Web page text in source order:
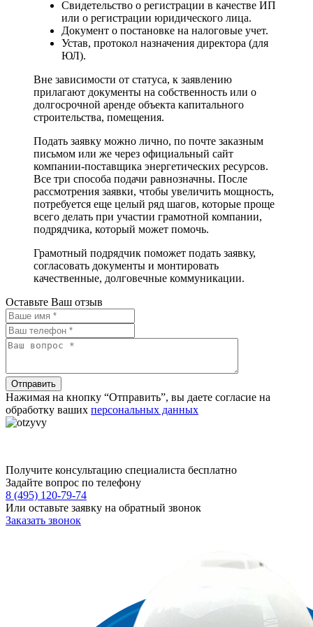
Свидетельство о регистрации в качестве ИП
или о регистрации юридического лица.
Документ о постановке на налоговые учет.
Устав, протокол назначения директора (для
ЮЛ).
Вне зависимости от статуса, к заявлению
прилагают документы на собственность или о
долгосрочной аренде объекта капитального
строительства, помещения.
Подать заявку можно лично, по почте заказным
письмом или же через официальный сайт
компании-поставщика энергетических ресурсов.
Все три способа подачи равнозначны. После
рассмотрения заявки, чтобы увеличить мощность,
потребуется еще целый ряд шагов, которые проще
всего делать при участии грамотной компании,
подрядчика, который может помочь.
Грамотный подрядчик поможет подать заявку,
согласовать документы и монтировать
качественные, долговечные коммуникации.
Оставьте Ваш отзыв
Нажимая на кнопку “Отправить”, вы даете согласие на
обработку ваших персональных данных
Получите консультацию специалиста бесплатно
Задайте вопрос по телефону
8 (495) 120-79-74
Или оставьте заявку на обратный звонок
Заказать звонок